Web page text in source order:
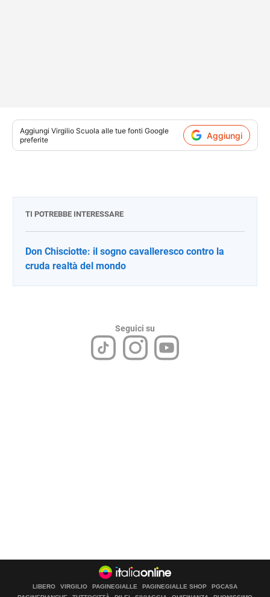
Aggiungi Virgilio Scuola alle tue fonti Google
preferite
Aggiungi
TI POTREBBE INTERESSARE
Don Chisciotte: il sogno cavalleresco contro la
cruda realtà del mondo
Seguici su
LIBERO VIRGILIO PAGINEGIALLE PAGINEGIALLE SHOP
PGCASA